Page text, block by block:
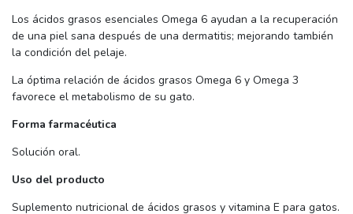
Los ácidos grasos esenciales Omega 6 ayudan a la recuperación
de una piel sana después de una dermatitis; mejorando también
la condición del pelaje.
La óptima relación de ácidos grasos Omega 6 y Omega 3
favorece el metabolismo de su gato.
Forma farmacéutica
Solución oral.
Uso del producto
Suplemento nutricional de ácidos grasos y vitamina E para gatos.